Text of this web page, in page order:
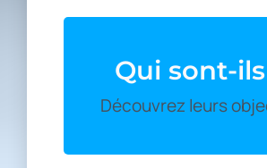
Qui sont-
Découvrez leurs
Découvrez les profils
coachés